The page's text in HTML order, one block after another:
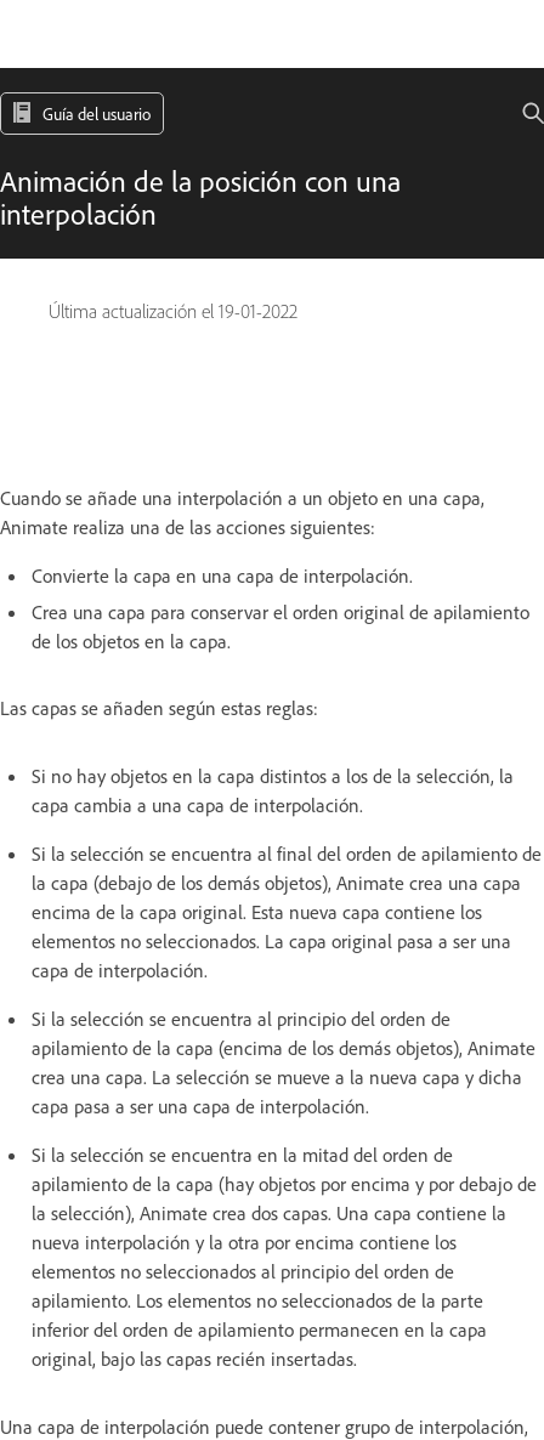
Guía del usuario
Animación de la posición con una
interpolación
Última actualización el 19-01-2022
Cuando se añade una interpolación a un objeto en una capa,
Animate realiza una de las acciones siguientes:
Convierte la capa en una capa de interpolación.
Crea una capa para conservar el orden original de apilamiento
de los objetos en la capa.
Las capas se añaden según estas reglas:
Si no hay objetos en la capa distintos a los de la selección, la
capa cambia a una capa de interpolación.
Si la selección se encuentra al final del orden de apilamiento de
la capa (debajo de los demás objetos), Animate crea una capa
encima de la capa original. Esta nueva capa contiene los
elementos no seleccionados. La capa original pasa a ser una
capa de interpolación.
Si la selección se encuentra al principio del orden de
apilamiento de la capa (encima de los demás objetos), Animate
crea una capa. La selección se mueve a la nueva capa y dicha
capa pasa a ser una capa de interpolación.
Si la selección se encuentra en la mitad del orden de
apilamiento de la capa (hay objetos por encima y por debajo de
la selección), Animate crea dos capas. Una capa contiene la
nueva interpolación y la otra por encima contiene los
elementos no seleccionados al principio del orden de
apilamiento. Los elementos no seleccionados de la parte
inferior del orden de apilamiento permanecen en la capa
original, bajo las capas recién insertadas.
Una capa de interpolación puede contener grupo de interpolación,